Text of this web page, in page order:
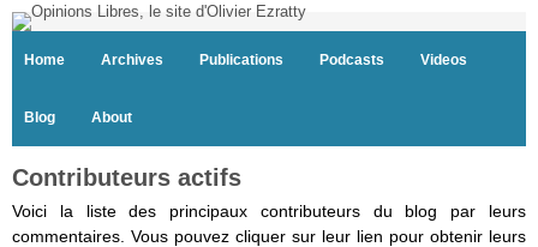
Home Archives Publications Podcasts Videos
Blog About
Contributeurs actifs
Voici la liste des principaux contributeurs du blog par leurs
commentaires. Vous pouvez cliquer sur leur lien pour obtenir leurs